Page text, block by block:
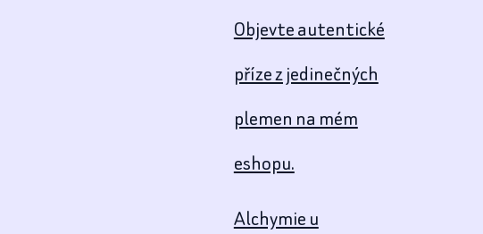
Objevte autentické
příze z jedinečných
plemen na mém
eshopu.
Alchymie u